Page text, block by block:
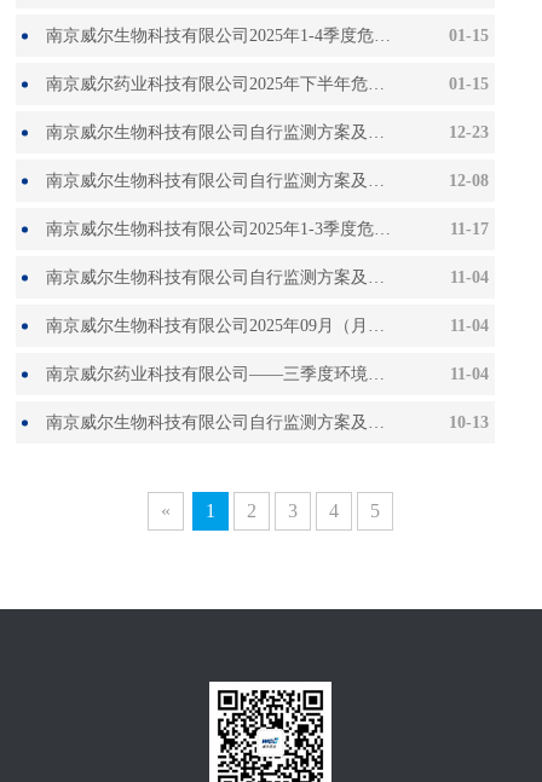
01-15
南京威尔生物科技有限公司2025年1-4季度危险废物信息
01-15
南京威尔药业科技有限公司2025年下半年危废信息公开
12-23
南京威尔生物科技有限公司自行监测方案及2025年11月（月度）监测报告
12-08
南京威尔生物科技有限公司自行监测方案及2025年10月（季度）监测报告
11-17
南京威尔生物科技有限公司2025年1-3季度危险废物信息
11-04
南京威尔生物科技有限公司自行监测方案及2025年08月（月度）监测报告
11-04
南京威尔生物科技有限公司2025年09月（月度）监测报告
11-04
南京威尔药业科技有限公司——三季度环境检测报告
10-13
南京威尔生物科技有限公司自行监测方案及2025年08月（月度）监测报告
« 1 2 3 4 5